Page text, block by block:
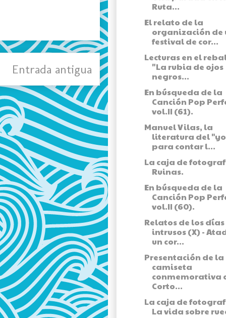
Entrada antigua
Ruta...
El relato de la
organización de
festival de cor...
Lecturas en el
"La rubia de ojos
negros...
En búsqueda de la
Canción Pop
vol.II (61).
Manuel Vilas, la
literatura del
para contar l...
La caja de
Ruinas.
En búsqueda de la
Canción Pop
vol.II (60).
Relatos de los días
intrusos (X) -
un cor...
Presentación de la
camiseta
conmemorativa
Corto...
La caja de
La vida sobre